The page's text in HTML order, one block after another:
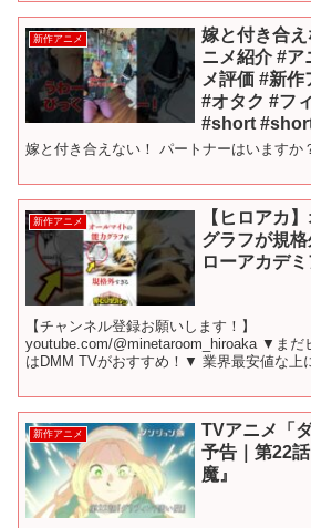
新作アニメ
嫁と付き合
ニメ紹介 #ア
メ評価 #新作
#オタク #フ
#short
嫁と付き合えない！ パートナーはいますか
新作アニメ
【ヒロアカ
グラフが規
ローアカデ
【チャンネル登録お願いします！】
youtube.com/@minetaroom_hiroaka ▼まだ
はDMM TVがおすすめ！▼ 業界最安値な上
新作アニメ
TVアニメ「
予告｜第22
魔』